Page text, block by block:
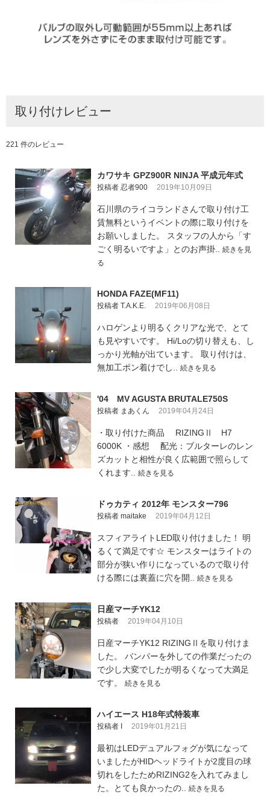
取り付けレビュー
221 件のレビュー
カワサキ GPZ900R NINJA 平成元年式
投稿者 忍者900 2019年10月09日
石川県のライコランドさんで取り付け工
賃無料というイベントの際に取り付けを
お願いしました。 スタッフの人から「す
ごく明るいですよ」とのお声掛.. 続きを見
る
HONDA FAZE(MF11)
投稿者 T.A.K.E. 2019年06月08日
ハロゲンより明るくクリアな光で、とて
も見やすいです。 Hi/Loの切り替えも、し
っかり光軸が出ています。 取り付けは、
無加工ポン着けでし.. 続きを見る
'04 MV AGUSTA BRUTALE750S
投稿者 まあくん 2019年04月24日
・取り付けた商品 RIZINGⅡ H7
6000K ・感想 配光：ブルターレのレン
ズカットと相性が良く広範囲で照らして
くれます.. 続きを見る
ドゥカティ 2012年 モンスター796
投稿者 maitake 2019年04月12日
スフィアライトLED取り付けました！ 明
るくて満足です☆ モンスターはライトの
部分が狭い作りになっているので取り付
ける際には裏蓋に穴を開.. 続きを見る
日産マーチYK12
投稿者 2019年04月10日
日産マーチYK12 RIZINGⅡを取り付けま
した。 バンパーを外しての作業だったの
で少し大変でしたが明るくなって大満足
です。 続きを見る
ハイエース H18年式特装車
投稿者 I 2019年01月21日
最初はLEDデュアルフォグが気になって
いましたがHIDヘッドライトが2度目の球
切れをしたためRIZING2を入れてみまし
た。とても良かったの.. 続きを見る